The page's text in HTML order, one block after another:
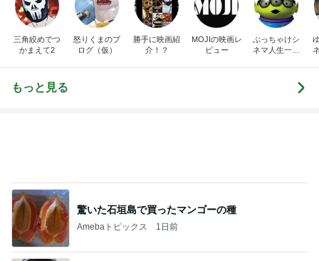
三角絞めでつ
かまえて2
怒りくまのブ
ログ（仮）
勝手に映画紹
介！？
MOJIの映画レ
ビュー
ぶっちゃけシ
ネマ人生一直
もっと見る
いつもより泡が大きな泡泡タイム
Amebaトピックス 1日前